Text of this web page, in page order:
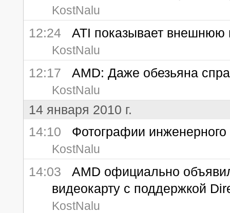
KostNalu
12:24 ATI показывает внешнюю
KostNalu
12:17 AMD: Даже обезьяна
KostNalu
14 января 2010 г.
14:10 Фотографии инженерного
KostNalu
14:03 AMD официально
видеокарту с поддержкой
KostNalu